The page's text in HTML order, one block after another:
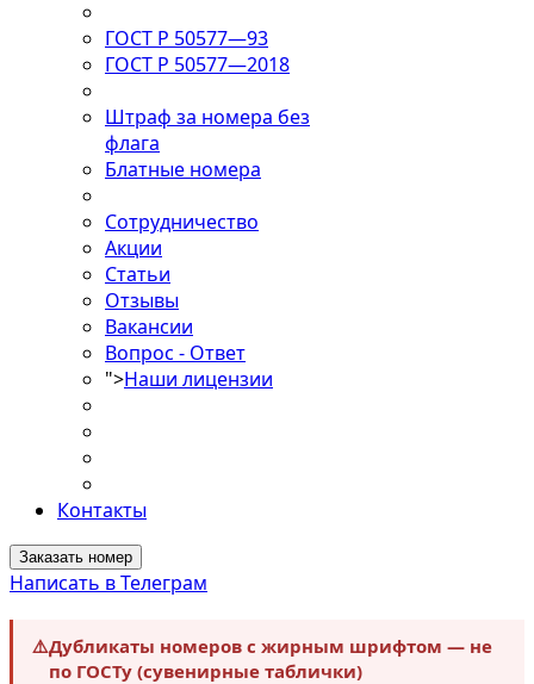
ГОСТ Р 50577—93
ГОСТ Р 50577—2018
Штраф за номера без
флага
Блатные номера
Сотрудничество
Акции
Статьи
Отзывы
Вакансии
Вопрос - Ответ
">Наши лицензии
Контакты
Заказать номер
Написать в Телеграм
⚠️Дубликаты номеров с жирным шрифтом — не
по ГОСТу (сувенирные таблички)